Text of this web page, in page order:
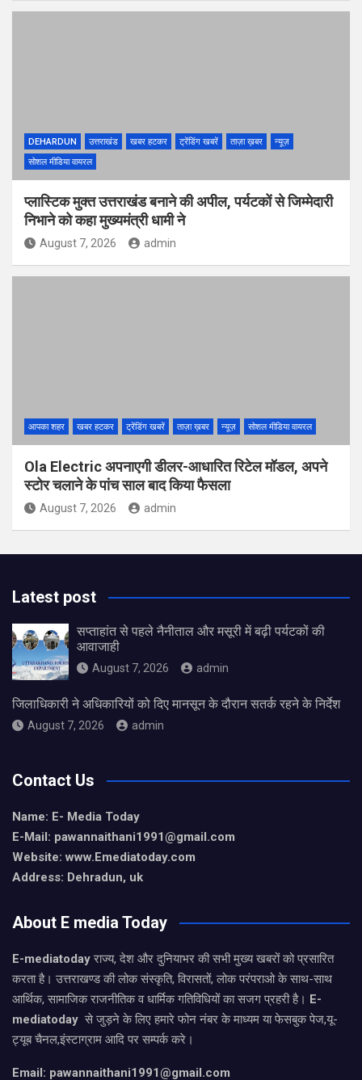
DEHARDUN उत्तराखंड खबर हटकर ट्रेंडिंग खबरें ताज़ा ख़बर
न्यूज़
सोशल मीडिया वायरल
प्लास्टिक मुक्त उत्तराखंड बनाने की अपील, पर्यटकों से जिम्मेदारी
निभाने को कहा मुख्यमंत्री धामी ने
August 7, 2026 admin
आपका शहर खबर हटकर ट्रेंडिंग खबरें ताज़ा ख़बर न्यूज़ सोशल मीडिया वायरल
Ola Electric अपनाएगी डीलर-आधारित रिटेल मॉडल, अपने
स्टोर चलाने के पांच साल बाद किया फैसला
August 7, 2026 admin
Latest post
सप्ताहांत से पहले नैनीताल और मसूरी में बढ़ी पर्यटकों की
आवाजाही
August 7, 2026 admin
जिलाधिकारी ने अधिकारियों को दिए मानसून के दौरान सतर्क रहने के निर्देश
August 7, 2026 admin
Contact Us
Name: E- Media Today
E-Mail: pawannaithani1991@gmail.com
Website: www.Emediatoday.com
Address: Dehradun, uk
About E media Today
E-mediatodayराज्य, देश और दुनियाभर की सभी मुख्य खबरों को प्रसारित
करता है। उत्तराखण्ड की लोक संस्कृति, विरासतों, लोक परंपराओ के साथ-साथ
आर्थिक, सामाजिक राजनीतिक व धार्मिक गतिविधियों का सजग प्रहरी है। E-
mediatoday से जुड़ने के लिए हमारे फोन नंबर के माध्यम या फेसबुक पेज,यू-
ट्यूब चैनल,इंस्टाग्राम आदि पर सम्पर्क करे।
Email: pawannaithani1991@gmail.com